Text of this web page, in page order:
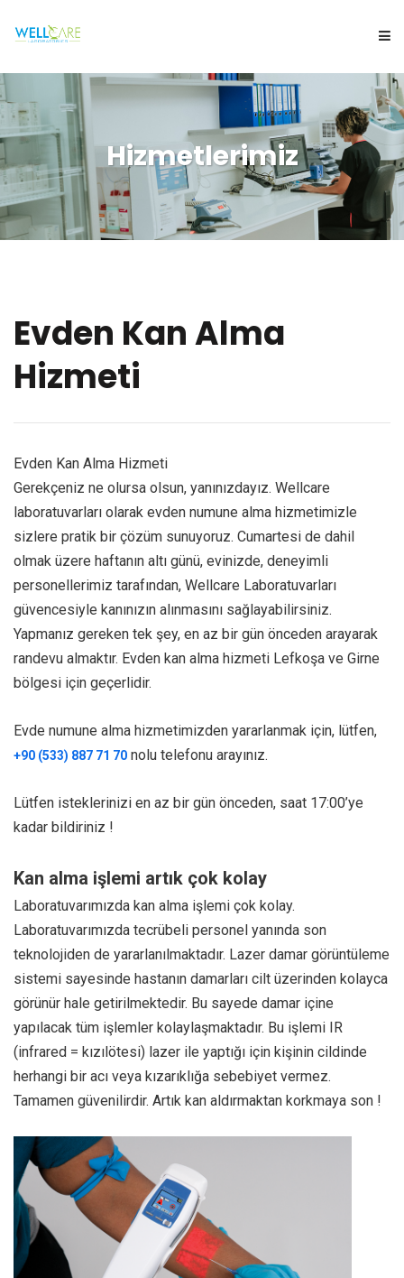
KURUMSAL
HİZMETLERİMİZ
BİLMENİZ GEREKENLER
BLOG
İLETİŞİM
Hizmetlerimiz
Evden Kan Alma
Hizmeti
Evden Kan Alma Hizmeti
Gerekçeniz ne olursa olsun, yanınızdayız. Wellcare
laboratuvarları olarak evden numune alma hizmetimizle
sizlere pratik bir çözüm sunuyoruz. Cumartesi de dahil
olmak üzere haftanın altı günü, evinizde, deneyimli
personellerimiz tarafından, Wellcare Laboratuvarları
güvencesiyle kanınızın alınmasını sağlayabilirsiniz.
Yapmanız gereken tek şey, en az bir gün önceden arayarak
randevu almaktır. Evden kan alma hizmeti Lefkoşa ve Girne
bölgesi için geçerlidir.
Evde numune alma hizmetimizden yararlanmak için, lütfen,
+90 (533) 887 71 70 nolu telefonu arayınız.
Lütfen isteklerinizi en az bir gün önceden, saat 17:00’ye
kadar bildiriniz !
Kan alma işlemi artık çok kolay
Laboratuvarımızda kan alma işlemi çok kolay.
Laboratuvarımızda tecrübeli personel yanında son
teknolojiden de yararlanılmaktadır. Lazer damar görüntüleme
sistemi sayesinde hastanın damarları cilt üzerinden kolayca
görünür hale getirilmektedir. Bu sayede damar içine
yapılacak tüm işlemler kolaylaşmaktadır. Bu işlemi IR
(infrared = kızılötesi) lazer ile yaptığı için kişinin cildinde
herhangi bir acı veya kızarıklığa sebebiyet vermez.
Tamamen güvenilirdir. Artık kan aldırmaktan korkmaya son !